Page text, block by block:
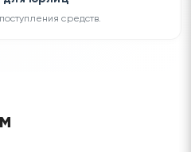
средств.